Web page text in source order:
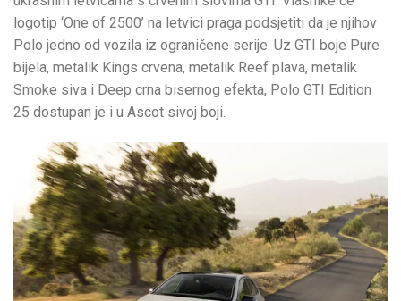
logotip ‘One of 2500’ na letvici praga podsjetiti da je njihov
Polo jedno od vozila iz ograničene serije. Uz GTI boje Pure
bijela, metalik Kings crvena, metalik Reef plava, metalik
Smoke siva i Deep crna bisernog efekta, Polo GTI Edition
25 dostupan je i u Ascot sivoj boji.